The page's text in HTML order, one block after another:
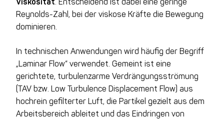
Reynolds-Zahl, bei der viskose Kräfte die Bewegung
dominieren.
In technischen Anwendungen wird häufig der Begriff
„Laminar Flow“ verwendet. Gemeint ist eine
gerichtete, turbulenzarme Verdrängungsströmung
(TAV bzw. Low Turbulence Displacement Flow) aus
hochrein gefilterter Luft, die Partikel gezielt aus dem
Arbeitsbereich ableitet und das Eindringen von